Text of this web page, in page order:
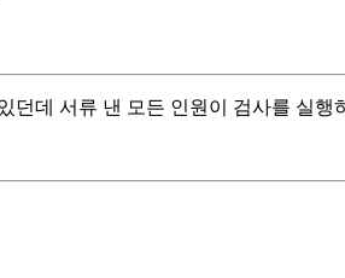
던데 서류 낸 모든 인원이 검사를 실